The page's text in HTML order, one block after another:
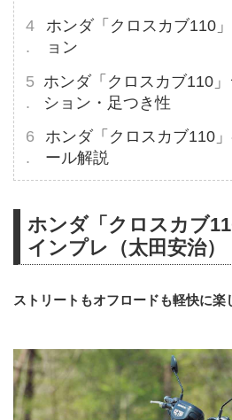
ホンダ「クロスカブ110
ョン
ホンダ「クロスカブ110
ション・足つき性
ホンダ「クロスカブ110
ール解説
ホンダ「クロスカブ
インプレ（太田安治）
ストリートもオフロードも軽快に楽